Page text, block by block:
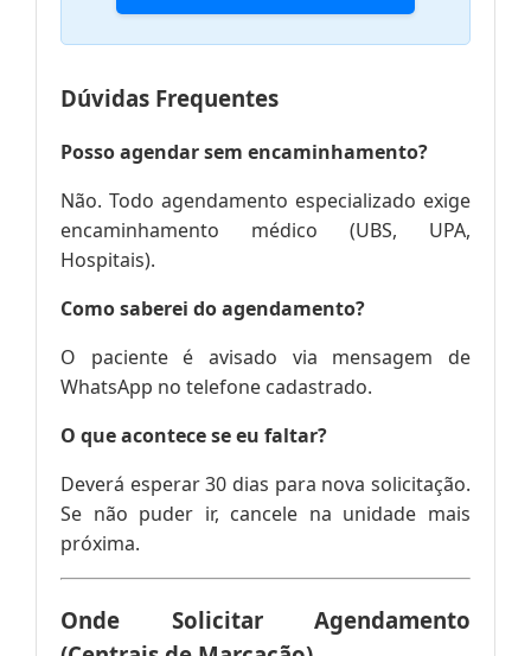
Dúvidas Frequentes
Posso agendar sem encaminhamento?
Não. Todo agendamento especializado exige
encaminhamento médico (UBS, UPA,
Hospitais).
Como saberei do agendamento?
O paciente é avisado via mensagem de
WhatsApp no telefone cadastrado.
O que acontece se eu faltar?
Deverá esperar 30 dias para nova solicitação.
Se não puder ir, cancele na unidade mais
próxima.
Onde Solicitar Agendamento